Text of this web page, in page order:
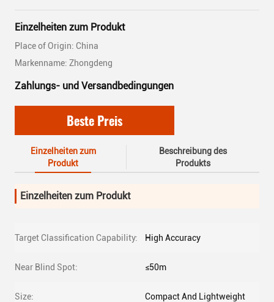
Einzelheiten zum Produkt
Place of Origin: China
Markenname: Zhongdeng
Zahlungs- und Versandbedingungen
Beste Preis
Einzelheiten zum
Produkt
Beschreibung des
Produkts
Einzelheiten zum Produkt
Target Classification Capability: High Accuracy
Near Blind Spot: ≤50m
Size: Compact And Lightweight